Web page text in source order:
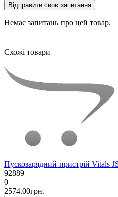
Відправити своє запитання
Немає запитань про цей товар.
Схожі товари
Пускозарядний пристрій Vitals
92889
0
2574.00грн.